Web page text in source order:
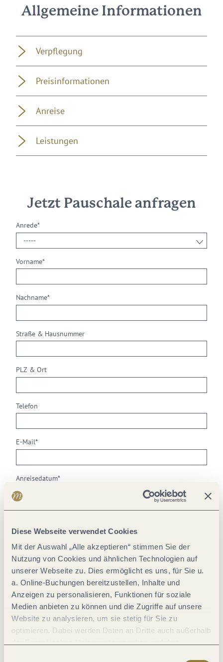
Diese Webseite verwendet Cookies
Mit der Auswahl „Alle akzeptieren“ stimmen Sie der
Nutzung von Cookies und ähnlichen Technologien auf
unserer Webseite zu. Dies ermöglicht es uns, für Sie u.
a. Online-Buchungen bereitzustellen, Inhalte und
Anzeigen zu personalisieren, Funktionen für soziale
Medien anbieten zu können und die Zugriffe auf unsere
Website zu analysieren, um sie stetig für Sie zu
optimieren. Dabei werden Daten an Dritte auch außerhalb
Allgemeine Informationen
Verpflegung
Preisinformationen
Anreise
Leistungen
Jetzt Pauschale anfragen
Anrede*
Vorname*
Nachname*
Straße & Hausnummer
PLZ & Ort
Telefon
E-Mail*
Anreisedatum*
Anzahl Kinder*
Anzahl Einzelzimmer*
Anzahl Doppelzimmer*